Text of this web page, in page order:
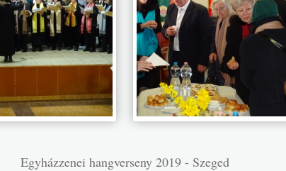
Egyházzenei hangverseny 2019 - Szeged